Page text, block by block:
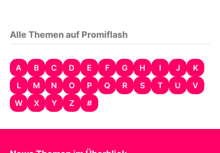
Alle Themen auf Promiflash
A B C D E F G H I J
K
L
M N O P Q R S T U
V
W
X Y Z #